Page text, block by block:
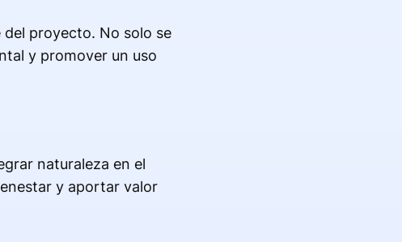
proyecto. No solo se
y promover un uso
naturaleza en el
y aportar valor